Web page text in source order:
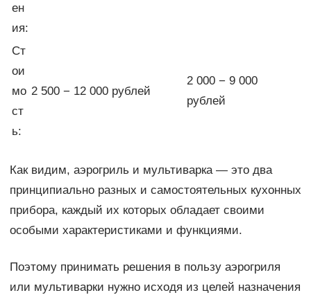
ен
ия:
Ст
ои
мо
ст
ь:
2 500 − 12 000 рублей
2 000 − 9 000
рублей
Как видим, аэрогриль и мультиварка — это два
принципиально разных и самостоятельных кухонных
прибора, каждый их которых обладает своими
особыми характеристиками и функциями.
Поэтому принимать решения в пользу аэрогриля
или мультиварки нужно исходя из целей назначения